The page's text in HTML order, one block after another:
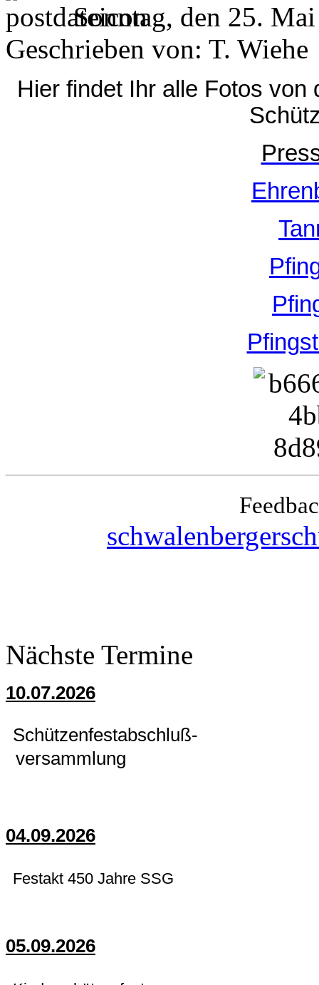
Sonntag, den 25.
Geschrieben von: T. Wiehe
Hier findet Ihr alle Fotos von
Nächste Termine
10.07.2026
Schützenfestabschluß-
versammlung
04.09.2026
Festakt 450 Jahre SSG
05.09.2026